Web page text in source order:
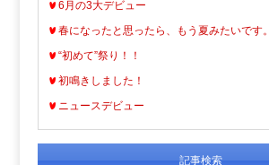
6月の3大デビュー
春になったと思ったら、もう夏みたいです。
“初めて”祭り！！
初鳴きしました！
ニュースデビュー
記事検索